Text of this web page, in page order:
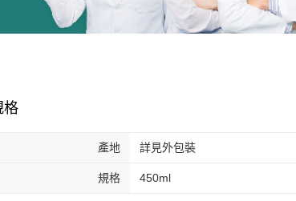
格
產地 詳見外包裝
規格 450ml